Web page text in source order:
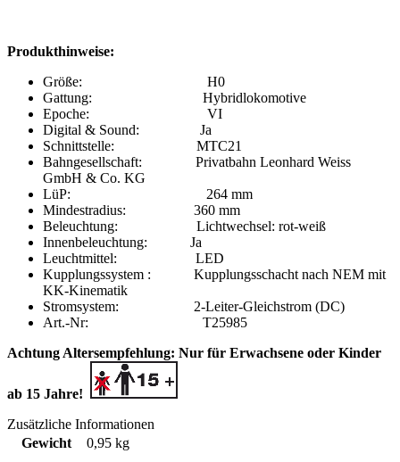
Produkthinweise:
Größe: H0
Gattung: Hybridlokomotive
Epoche: VI
Digital & Sound: Ja
Schnittstelle: MTC21
Bahngesellschaft: Privatbahn Leonhard Weiss
GmbH & Co. KG
LüP: 264 mm
Mindestradius: 360 mm
Beleuchtung: Lichtwechsel: rot-weiß
Innenbeleuchtung: Ja
Leuchtmittel: LED
Kupplungssystem : Kupplungsschacht nach NEM mit
KK-Kinematik
Stromsystem: 2-Leiter-Gleichstrom (DC)
Art.-Nr: T25985
Achtung Altersempfehlung: Nur für Erwachsene oder Kinder
ab 15 Jahre!
Zusätzliche Informationen
Gewicht
0,95 kg